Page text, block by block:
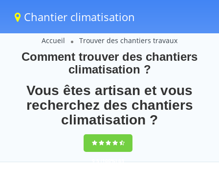
Chantier climatisation
Accueil Trouver des chantiers travaux
Comment trouver des chantiers
climatisation ?
Vous êtes artisan et vous
recherchez des chantiers
climatisation ?
9,5(100%)63